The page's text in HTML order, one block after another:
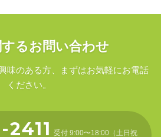
るお問い合わせ
味のある方、まずはお気軽にお電話
ください。
受付 9:00〜18:00（土日祝